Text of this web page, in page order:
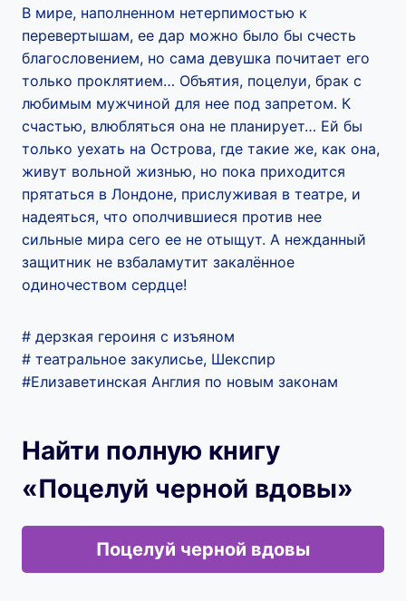
В мире, наполненном нетерпимостью к
перевертышам, ее дар можно было бы счесть
благословением, но сама девушка почитает его
только проклятием… Объятия, поцелуи, брак с
любимым мужчиной для нее под запретом. К
счастью, влюбляться она не планирует… Ей бы
только уехать на Острова, где такие же, как она,
живут вольной жизнью, но пока приходится
прятаться в Лондоне, прислуживая в театре, и
надеяться, что ополчившиеся против нее
сильные мира сего ее не отыщут. А нежданный
защитник не взбаламутит закалённое
одиночеством сердце!
# дерзкая героиня с изъяном
# театральное закулисье, Шекспир
#Елизаветинская Англия по новым законам
Найти полную книгу
«Поцелуй черной вдовы»
Поцелуй черной вдовы